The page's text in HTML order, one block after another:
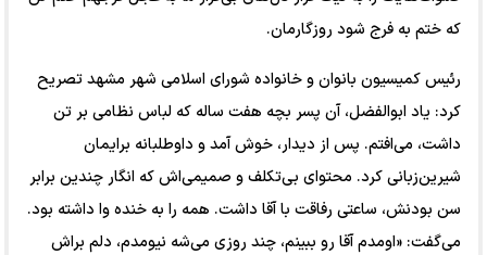
که ختم به فرج شود روزگارمان.
رئیس کمیسیون بانوان و خانواده شورای اسلامی شهر مشهد تصریح
کرد: یاد ابوالفضل، آن پسر بچه هفت ساله که لباس نظامی بر تن
داشت، می‌افتم. پس از دیدار، خوش آمد و داوطلبانه برایمان
شیرین‌زبانی کرد. محتوای بی‌تکلف و صمیمی‌اش که انگار چندین برابر
سن بودنش، ساعتی رفاقت با آقا داشت. همه را به خنده وا داشته بود.
می‌گفت: «اومدم آقا رو ببینم، چند روزی می‌شه نیومدم، دلم براش